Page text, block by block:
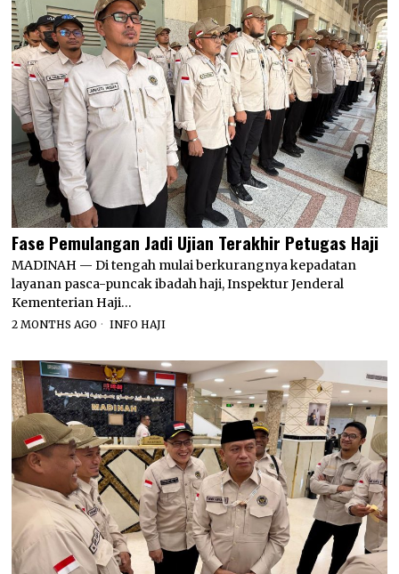
Fase Pemulangan Jadi Ujian Terakhir Petugas Haji
MADINAH — Di tengah mulai berkurangnya kepadatan
layanan pasca-puncak ibadah haji, Inspektur Jenderal
Kementerian Haji…
2 MONTHS AGO INFO HAJI